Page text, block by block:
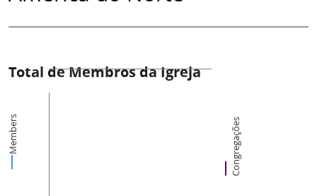
Total de Membros da Igreja
Members Congregações